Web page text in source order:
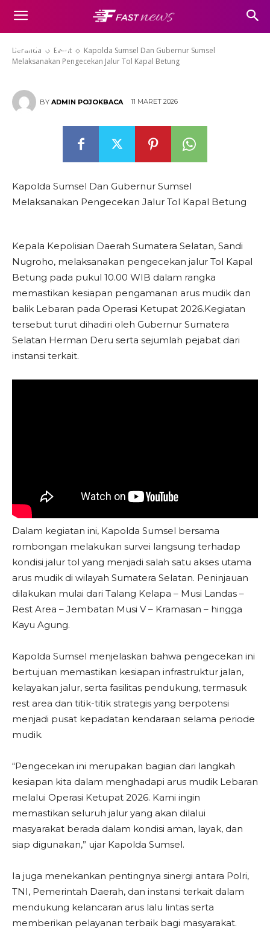
Beranda Event
Kapolda Sumsel Dan Gubernur Sumsel
Melaksanakan Pengecekan Jalur Tol Kapal Betung
Sumsel Melaksanakan
Pengecekan Jalur Tol Kapal
Betung
BY ADMIN POJOKBACA 11 MARET 2026
Kapolda Sumsel Dan Gubernur Sumsel
Melaksanakan Pengecekan Jalur Tol Kapal Betung
Kepala Kepolisian Daerah Sumatera Selatan, Sandi
Nugroho, melaksanakan pengecekan jalur Tol Kapal
Betung pada pukul 10.00 WIB dalam rangka
memastikan kesiapan pengamanan arus mudik dan
balik Lebaran pada Operasi Ketupat 2026.Kegiatan
tersebut turut dihadiri oleh Gubernur Sumatera
Selatan Herman Deru serta sejumlah pejabat dari
instansi terkait.
Dalam kegiatan ini, Kapolda Sumsel bersama
rombongan melakukan survei langsung terhadap
kondisi jalur tol yang menjadi salah satu akses utama
arus mudik di wilayah Sumatera Selatan. Peninjauan
dilakukan mulai dari Talang Kelapa – Musi Landas –
Rest Area – Jembatan Musi V – Kramasan – hingga
Kayu Agung.
Kapolda Sumsel menjelaskan bahwa pengecekan ini
bertujuan memastikan kesiapan infrastruktur jalan,
kelayakan jalur, serta fasilitas pendukung, termasuk
rest area dan titik-titik strategis yang berpotensi
menjadi pusat kepadatan kendaraan selama periode
mudik.
“Pengecekan ini merupakan bagian dari langkah
kesiapan kita dalam menghadapi arus mudik Lebaran
melalui Operasi Ketupat 2026. Kami ingin
memastikan seluruh jalur yang akan dilalui
masyarakat berada dalam kondisi aman, layak, dan
siap digunakan,” ujar Kapolda Sumsel.
Ia juga menekankan pentingnya sinergi antara Polri,
TNI, Pemerintah Daerah, dan instansi terkait dalam
mendukung kelancaran arus lalu lintas serta
memberikan pelayanan terbaik bagi masyarakat.